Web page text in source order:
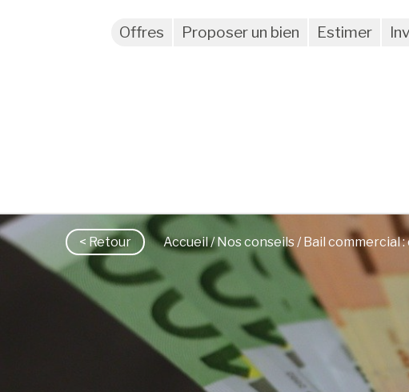
Offres Proposer un bien Estimer
< Retour Accueil/Nos conseils/ Bail commercial